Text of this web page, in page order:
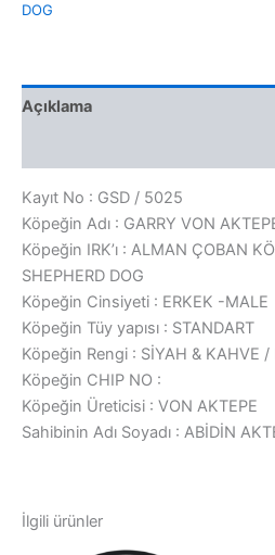
DOG
Açıklama
Kayıt No : GSD / 5025
Köpeğin Adı : GARRY VON
Köpeğin IRK’ı : ALMAN ÇOBAN
SHEPHERD DOG
Köpeğin Cinsiyeti : ERKEK -MALE
Köpeğin Tüy yapısı : STANDART
Köpeğin Rengi : SİYAH & KAHVE /
Köpeğin CHIP NO :
Köpeğin Üreticisi : VON AKTEPE
Sahibinin Adı Soyadı : ABİDİN
İlgili ürünler